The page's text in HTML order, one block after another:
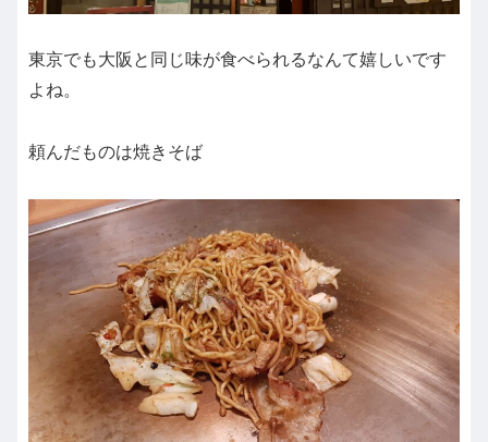
東京でも大阪と同じ味が食べられるなんて嬉しいです
よね。
頼んだものは焼きそば